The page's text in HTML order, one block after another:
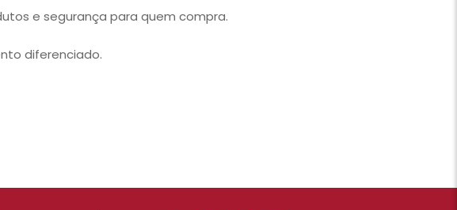
e segurança para quem compra.
diferenciado.